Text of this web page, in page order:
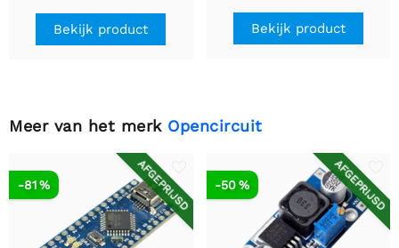
Bekijk product Bekijk product
Meer van het merk Opencircuit
AFGEPRIJSD
-81 % AFGEPRIJSD
-50 %